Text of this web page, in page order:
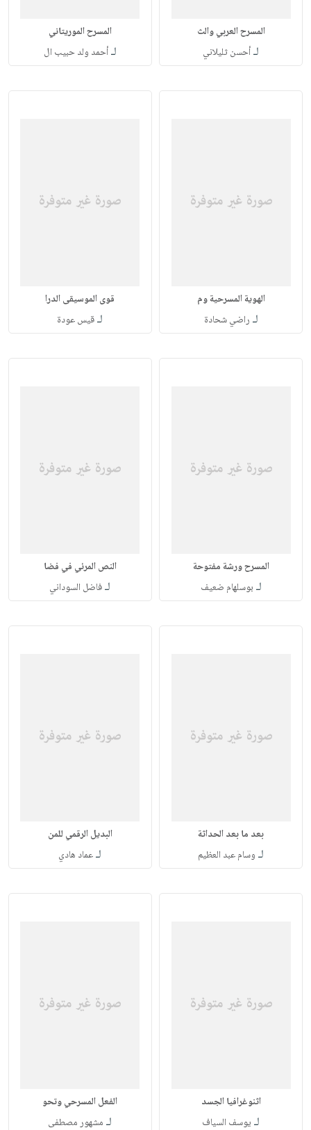
المسرح العربي والث
لـأحسن ثليلاني
المسرح الموريتاني
لـأحمد ولد حبيب ال
الهوية المسرحية وم
لـ راضي شحادة
قوى الموسيقى الدرا
لـقيس عودة
المسرح ورشة مفتوحة
لـ بوسلهام ضعيف
النص المرئي في فضا
لـفاضل السوداني
بعد ما بعد الحداثة
لـ وسام عبد العظيم
البديل الرقمي للمن
لـعماد هادي
اثنوغرافيا الجسد
لـ يوسف السياف
الفعل المسرحي وتحو
لـ مشهور مصطفى